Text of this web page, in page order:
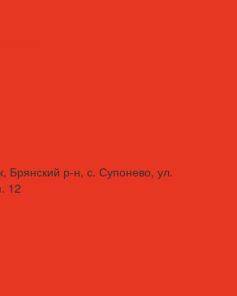
Брянский р-н, с. Супонево, ул.
12